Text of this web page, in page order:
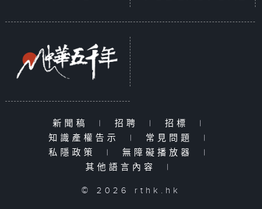
新聞稿 | 招聘 | 招標
|
知識產權告示
| 常見問題
|
私隱政策
| 無障礙播放器
|
其他語言內容
|
© 2026 rthk.hk